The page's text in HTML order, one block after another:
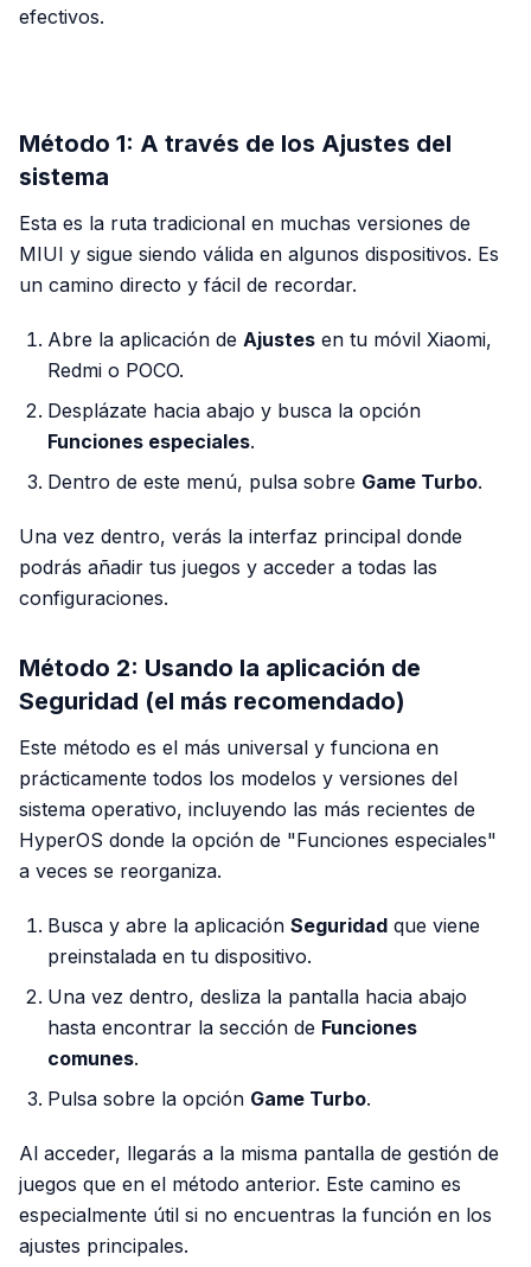
efectivos.
Método 1: A través de los Ajustes del
sistema
Esta es la ruta tradicional en muchas versiones de
MIUI y sigue siendo válida en algunos dispositivos. Es
un camino directo y fácil de recordar.
Abre la aplicación de Ajustes en tu móvil Xiaomi,
Redmi o POCO.
Desplázate hacia abajo y busca la opción
Funciones especiales.
Dentro de este menú, pulsa sobre Game Turbo.
Una vez dentro, verás la interfaz principal donde
podrás añadir tus juegos y acceder a todas las
configuraciones.
Método 2: Usando la aplicación de
Seguridad (el más recomendado)
Este método es el más universal y funciona en
prácticamente todos los modelos y versiones del
sistema operativo, incluyendo las más recientes de
HyperOS donde la opción de "Funciones especiales"
a veces se reorganiza.
Busca y abre la aplicación Seguridad que viene
preinstalada en tu dispositivo.
Una vez dentro, desliza la pantalla hacia abajo
hasta encontrar la sección de Funciones
comunes.
Pulsa sobre la opción Game Turbo.
Al acceder, llegarás a la misma pantalla de gestión de
juegos que en el método anterior. Este camino es
especialmente útil si no encuentras la función en los
ajustes principales.